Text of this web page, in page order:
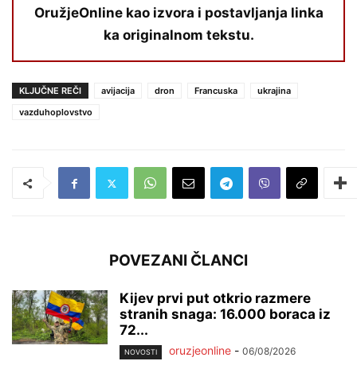
OružjeOnline kao izvora i postavljanja linka
ka originalnom tekstu.
KLJUČNE REČI avijacija dron Francuska
ukrajina
vazduhoplovstvo
POVEZANI ČLANCI
Kijev prvi put otkrio razmere
stranih snaga: 16.000 boraca iz
72...
NOVOSTI oruzjeonline - 06/08/2026